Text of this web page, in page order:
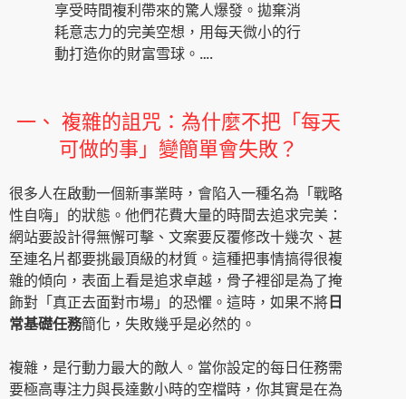
享受時間複利帶來的驚人爆發。拋棄消
耗意志力的完美空想，用每天微小的行
動打造你的財富雪球。….
一、 複雜的詛咒：為什麼不把「每天
可做的事」變簡單會失敗？
很多人在啟動一個新事業時，會陷入一種名為「戰略
性自嗨」的狀態。他們花費大量的時間去追求完美：
網站要設計得無懈可擊、文案要反覆修改十幾次、甚
至連名片都要挑最頂級的材質。這種把事情搞得很複
雜的傾向，表面上看是追求卓越，骨子裡卻是為了掩
飾對「真正去面對市場」的恐懼。這時，如果不將 日
常基礎任務簡化，失敗幾乎是必然的。
複雜，是行動力最大的敵人。當你設定的每日任務需
要極高專注力與長達數小時的空檔時，你其實是在為